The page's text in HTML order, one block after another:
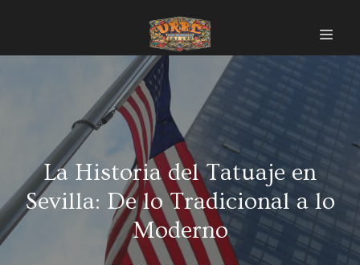
La Historia del Tatuaje en
Sevilla: De lo Tradicional a lo
Moderno